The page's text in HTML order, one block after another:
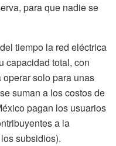
para que nadie se
tiempo la red eléctrica
capacidad total, con
solo para unas
suman a los costos de
pagan los usuarios
a la
subsidios).